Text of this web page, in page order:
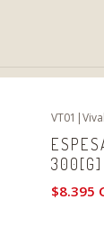
VT01 |
300[G]
$8.395